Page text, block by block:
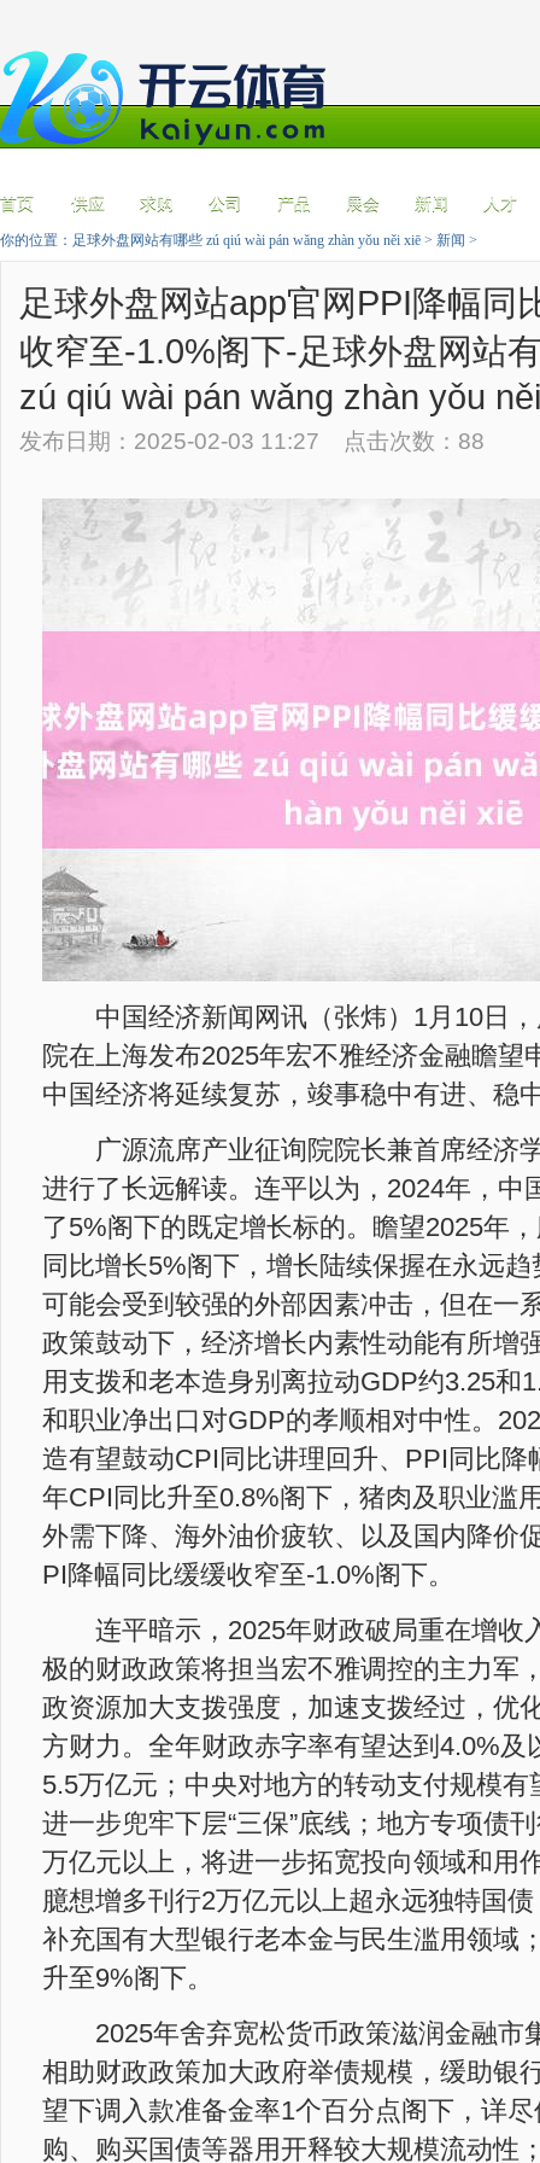
首页 供应 求购 公司 产品 展会 新闻 人才
你的位置： 足球外盘网站有哪些 zú qiú wài pán wǎng zhàn yǒu něi xiē > 新闻 >
足球外盘网站app官网PPI降幅同
收窄至-1.0%阁下-足球外盘网站
zú qiú wài pán wǎng zhàn yǒu
发布日期：2025-02-03 11:27 点击次数：88
中国经济新闻网讯（张炜）1月10日，
院在上海发布2025年宏不雅经济金融瞻望
中国经济将延续复苏，竣事稳中有进、稳
广源流席产业征询院院长兼首席经济
进行了长远解读。连平以为，2024年，中
了5%阁下的既定增长标的。瞻望2025年
同比增长5%阁下，增长陆续保握在永远
可能会受到较强的外部因素冲击，但在一
政策鼓动下，经济增长内素性动能有所增
用支拨和老本造身别离拉动GDP约3.25和
和职业净出口对GDP的孝顺相对中性。
造有望鼓动CPI同比讲理回升、PPI同比降
年CPI同比升至0.8%阁下，猪肉及职业滥
外需下降、海外油价疲软、以及国内降价
PI降幅同比缓缓收窄至-1.0%阁下。
连平暗示，2025年财政破局重在增收
极的财政政策将担当宏不雅调控的主力军
政资源加大支拨强度，加速支拨经过，优
方财力。全年财政赤字率有望达到4.0%及
5.5万亿元；中央对地方的转动支付规模有
进一步兜牢下层“三保”底线；地方专项债
万亿元以上，将进一步拓宽投向领域和用
臆想增多刊行2万亿元以上超永远独特国
补充国有大型银行老本金与民生滥用领域
升至9%阁下。
2025年舍弃宽松货币政策滋润金融市
相助财政政策加大政府举债规模，缓助银
望下调入款准备金率1个百分点阁下，详
购、购买国债等器用开释较大规模流动性